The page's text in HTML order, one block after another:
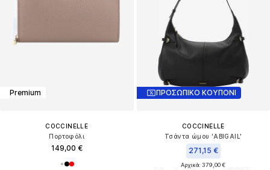
Premium
COCCINELLE
Πορτοφόλι
149,00 €
ΠΡΟΣΩΠΙΚΟ ΚΟΥΠΟΝΙ
COCCINELLE
Τσάντα ώμου 'ABIGAIL'
271,15 €
Αρχικά: 379,00 €